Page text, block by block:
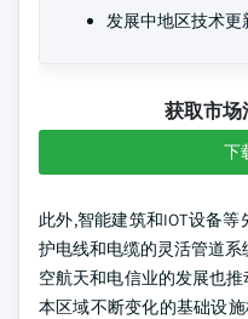
发展中地区技术更
获取市场
下
此外,智能建筑和IOT设备
护电线和电缆的灵活管道
空航天和电信业的发展也
本区域不断变化的基础设